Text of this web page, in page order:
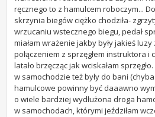
ręcznego to z hamulcem roboczym...
skrzynia biegów ciężko chodziła-
wrzucaniu wstecznego biegu, pedał
miałam wrażenie jakby były jakieś luzy
połączeniem z sprzęgłem instruktora i
latało brzęcząc jak wciskałam
w samochodzie też były do bani
hamulcowe powinny być daaawno
o wiele bardziej wydłużona droga
w samochodach, którymi jeździłam